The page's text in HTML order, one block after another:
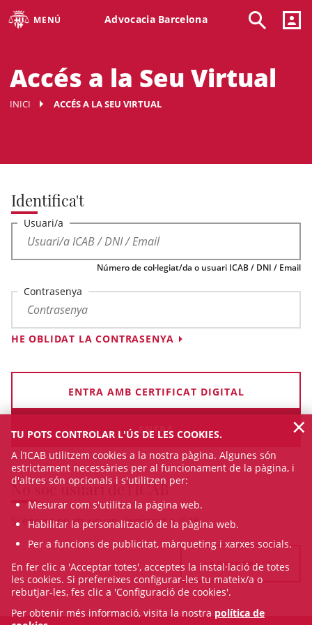
MENÚ Advocacia Barcelona
Accés a la Seu Virtual
INICI ACCÉS A LA SEU VIRTUAL
Identifica't
Usuari/a
Número de col·legiat/da o usuari ICAB / DNI / Email
Contrasenya
HE OBLIDAT LA CONTRASENYA
ENTRA AMB CERTIFICAT DIGITAL
No sóc usuari de l'ICAB
Si encara no ets usuari, Registra't a ICAB
REGISTRA'T
TU POTS CONTROLAR L'ÚS DE LES COOKIES.
A l’ICAB utilitzem cookies a la nostra pàgina. Algunes són
estrictament necessàries per al funcionament de la pàgina, i
d'altres són opcionals i s'utilitzen per:
Mesurar com s'utilitza la pàgina web.
Habilitar la personalització de la pàgina web.
Per a funcions de publicitat, màrqueting i xarxes socials.
En fer clic a 'Acceptar totes', acceptes la instal·lació de totes
les cookies. Si prefereixes configurar-les tu mateix/a o
rebutjar-les, fes clic a 'Configuració de cookies'.
Per obtenir més informació, visita la nostra política de
×